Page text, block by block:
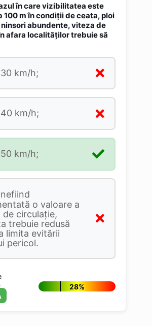
în care vizibilitatea este
100 m în condiţii de ceata, ploi
abundente, viteza de
afara localităţilor trebuie să
30 km/h;
40 km/h;
50 km/h;
nefiind
o valoare a
de circulaţie,
trebuie redusă
limita evitării
pericol.
28%